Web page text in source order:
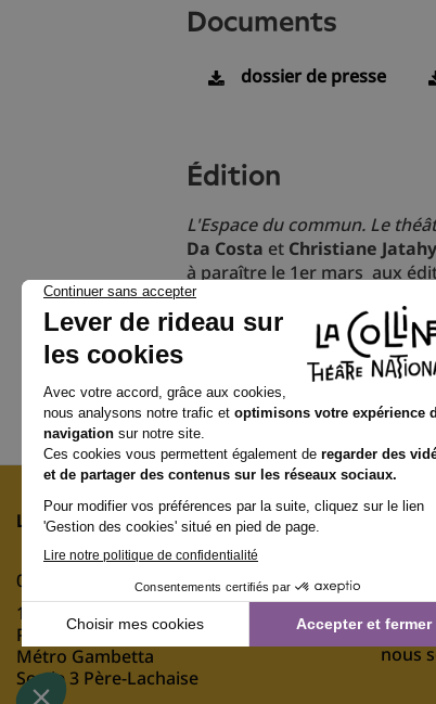
documents
dossier de presse
édition
L'Espace du commun. Le
Da Costa et Christiane Jatahy
à paraître le 1er mars aux
"thtr " co-dirigée par Arnaud
compagnie
Cia Vertice de Teatro
La Colline – théâtre national
01 44 62 52 52
15, rue Malte-Brun
Paris 20e
Métro Gambetta
Sortie 3 Père-Lachaise
nous